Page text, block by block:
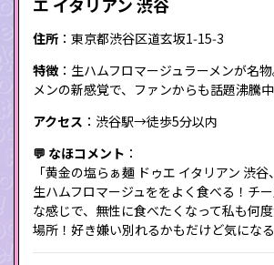
住所 ：東京都渋谷区道玄坂1‑15‑3
特徴 ：生ハムフロマージュラーメンが名
メンの新感覚で、ファンからも話題沸騰中
アクセス ：渋谷駅→徒歩5分以内
💬 なほコメント ：
「黄金の塩らぁ麺 ドゥエ イタリアン 渋
生ハムフロマージュををよく食べる！チ
な感じで、無性に食べたくなって私も何
場所！好き嫌い別れるかもだけど気になる